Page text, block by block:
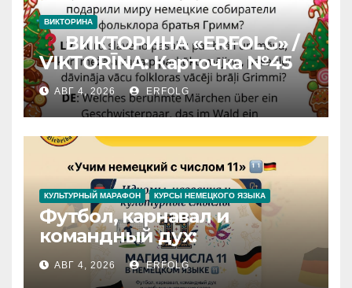
ВИКТОРИНА
ВИКТОРИНА «ERFOLG» /
VIKTORĪNA: Карточка №45
АВГ 4, 2026 ERFOLG
КУЛЬТУРНЫЙ МАРАФОН КУРСЫ НЕМЕЦКОГО ЯЗЫКА
Футбол, карнавал и
командный дух:
раскрываем секреты числа
11 в немецком языке!
АВГ 4, 2026 ERFOLG